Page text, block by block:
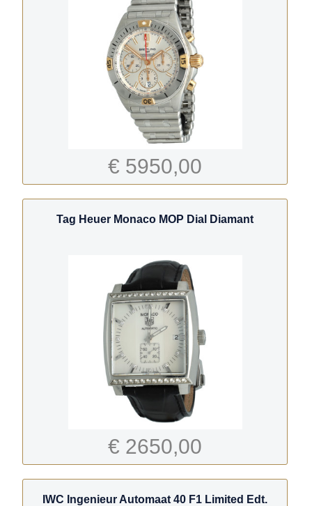
€ 5950,00
Tag Heuer Monaco MOP Dial Diamant
€ 2650,00
IWC Ingenieur Automaat 40 F1 Limited Edt.